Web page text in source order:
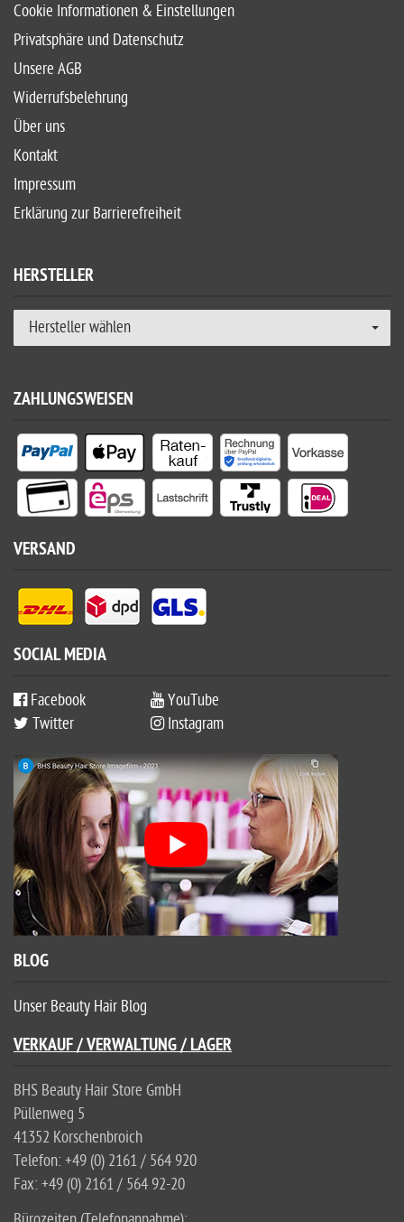
Cookie Informationen & Einstellungen
Privatsphäre und Datenschutz
Unsere AGB
Widerrufsbelehrung
Über uns
Kontakt
Impressum
Erklärung zur Barrierefreiheit
HERSTELLER
Hersteller wählen
ZAHLUNGSWEISEN
VERSAND
SOCIAL MEDIA
Facebook
YouTube
Twitter
Instagram
BLOG
Unser Beauty Hair Blog
VERKAUF / VERWALTUNG / LAGER
BHS Beauty Hair Store GmbH
Püllenweg 5
41352 Korschenbroich
Telefon: +49 (0) 2161 / 564 920
Fax: +49 (0) 2161 / 564 92-20